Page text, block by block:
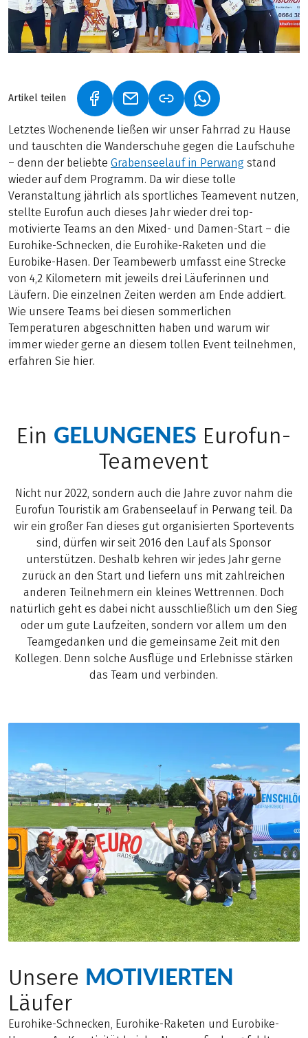
Artikel teilen (LINK ÖFFNET IN NEUEM TAB)
(LINK ÖFFNET IN NEUEM TAB)
(LINK ÖFFNET IN
Letztes Wochenende ließen wir unser Fahrrad zu Hause
und tauschten die Wanderschuhe gegen die Laufschuhe
– denn der beliebte Grabenseelauf in Perwang stand
wieder auf dem Programm. Da wir diese tolle
Veranstaltung jährlich als sportliches Teamevent nutzen,
stellte Eurofun auch dieses Jahr wieder drei top-
motivierte Teams an den Mixed- und Damen-Start – die
Eurohike-Schnecken, die Eurohike-Raketen und die
Eurobike-Hasen. Der Teambewerb umfasst eine Strecke
von 4,2 Kilometern mit jeweils drei Läuferinnen und
Läufern. Die einzelnen Zeiten werden am Ende addiert.
Wie unsere Teams bei diesen sommerlichen
Temperaturen abgeschnitten haben und warum wir
immer wieder gerne an diesem tollen Event teilnehmen,
erfahren Sie hier.
Ein GELUNGENES Eurofun-
Teamevent
Nicht nur 2022, sondern auch die Jahre zuvor nahm die
Eurofun Touristik am Grabenseelauf in Perwang teil. Da
wir ein großer Fan dieses gut organisierten Sportevents
sind, dürfen wir seit 2016 den Lauf als Sponsor
unterstützen. Deshalb kehren wir jedes Jahr gerne
zurück an den Start und liefern uns mit zahlreichen
anderen Teilnehmern ein kleines Wettrennen. Doch
natürlich geht es dabei nicht ausschließlich um den Sieg
oder um gute Laufzeiten, sondern vor allem um den
Teamgedanken und die gemeinsame Zeit mit den
Kollegen. Denn solche Ausflüge und Erlebnisse stärken
das Team und verbinden.
Unsere MOTIVIERTEN
Läufer
Eurohike-Schnecken, Eurohike-Raketen und Eurobike-